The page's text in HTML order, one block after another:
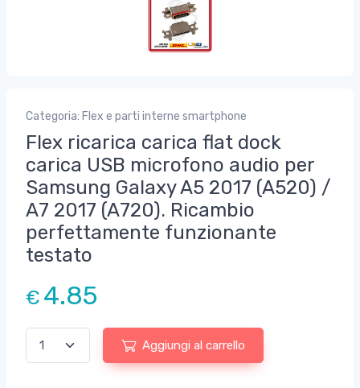
Categoria: Flex e parti interne smartphone
Flex ricarica carica flat dock
carica USB microfono audio per
Samsung Galaxy A5 2017 (A520) /
A7 2017 (A720). Ricambio
perfettamente funzionante
testato
€ 4.85
Aggiungi al carrello